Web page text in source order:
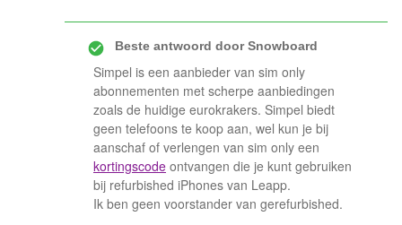
Beste antwoord doorSnowboard
Simpel is een aanbieder van sim only
abonnementen met scherpe aanbiedingen
zoals de huidige eurokrakers. Simpel biedt
geen telefoons te koop aan, wel kun je bij
aanschaf of verlengen van sim only een
kortingscode ontvangen die je kunt gebruiken
bij refurbished iPhones van Leapp.
Ik ben geen voorstander van gerefurbished.